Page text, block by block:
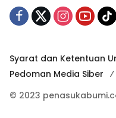
Syarat dan Ketentuan
Pedoman Media Siber
© 2023